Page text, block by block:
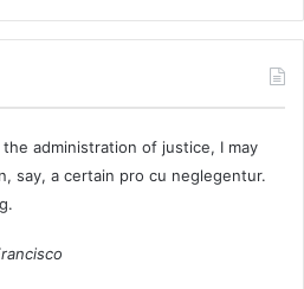
administration of justice, I may
say, a certain pro cu neglegentur.